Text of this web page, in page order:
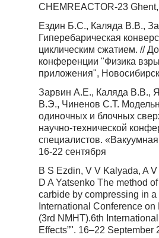
CHEMREACTOR-23
Ездин Б.С., Каляда В.В.,
Гиперебарическая
циклическим сжатием. //
конференции "Физика
приложения",
Зарвин А.Е., Каляда В.В.,
В.Э., Чиненов С.Т.
одиночных и блочных
научно-технической
специалистов.
16-22 сентября
B S Ezdin, V V Kalyada, A
D A Yatsenko The method
carbide by compressing in
International Conference
(3rd NMHT).6th
Effects”". 16–22